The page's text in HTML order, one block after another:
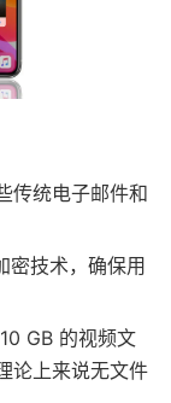
传统电子邮件和
密技术，确保用
GB 的视频文
论上来说无文件